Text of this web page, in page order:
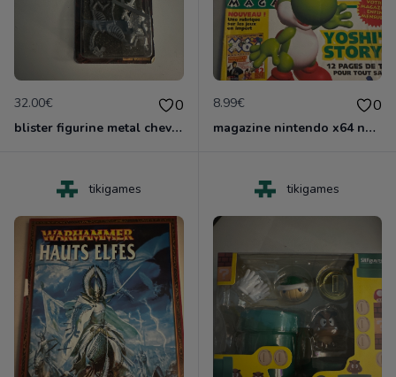
32.00€ 0
blister figurine metal chevalier infernal games worshop
8.99€ 0
magazine nintendo x64 no 4
tikigames tikigames